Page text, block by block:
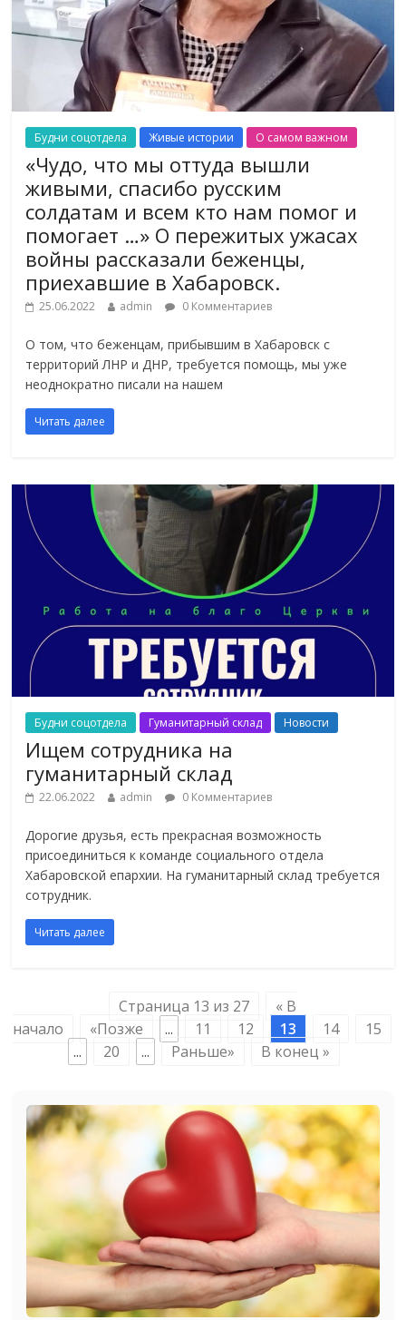
Будни соцотдела Живые истории О самом важном
«Чудо, что мы оттуда вышли
живыми, спасибо русским
солдатам и всем кто нам помог и
помогает …» О пережитых ужасах
войны рассказали беженцы,
приехавшие в Хабаровск.
25.06.2022 admin 0 Комментариев
О том, что беженцам, прибывшим в Хабаровск с
территорий ЛНР и ДНР, требуется помощь, мы уже
неоднократно писали на нашем
Читать далее
Будни соцотдела Гуманитарный склад Новости
Ищем сотрудника на
гуманитарный склад
22.06.2022 admin 0 Комментариев
Дорогие друзья, есть прекрасная возможность
присоединиться к команде социального отдела
Хабаровской епархии. На гуманитарный склад требуется
сотрудник.
Читать далее
Страница 13 из 27
« В
начало
«Позже ... 11 12 13 14
15
...
20 ... Раньше» В конец »